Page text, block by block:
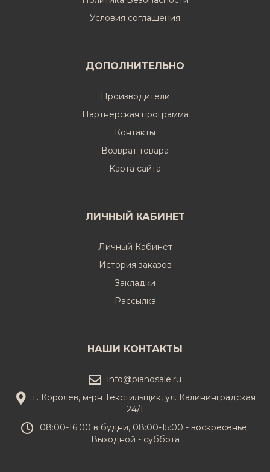
Условия соглашения
ДОПОЛНИТЕЛЬНО
Производители
Партнерская программа
Контакты
Возврат товара
Карта сайта
ЛИЧНЫЙ КАБИНЕТ
Личный Кабинет
История заказов
Закладки
Рассылка
НАШИ КОНТАКТЫ
info@pianosale.ru
г. Королёв, м-рн Текстильщик, ул. Калининградская
24/1
08:00-16:00 в будни, 08:00-15:00 - воскресенье.
Выходной - суббота